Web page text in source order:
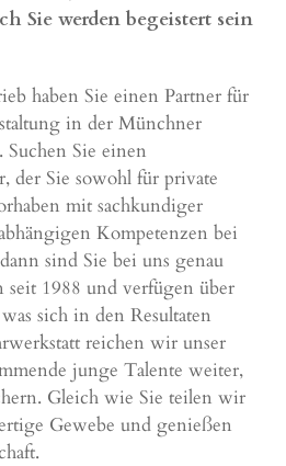
Sie werden begeistert sein
haben Sie einen Partner für
in der Münchner
Sie einen
der Sie sowohl für private
mit sachkundiger
Kompetenzen bei
sind Sie bei uns genau
1988 und verfügen über
sich in den Resultaten
reichen wir unser
junge Talente weiter,
Gleich wie Sie teilen wir
Gewebe und genießen